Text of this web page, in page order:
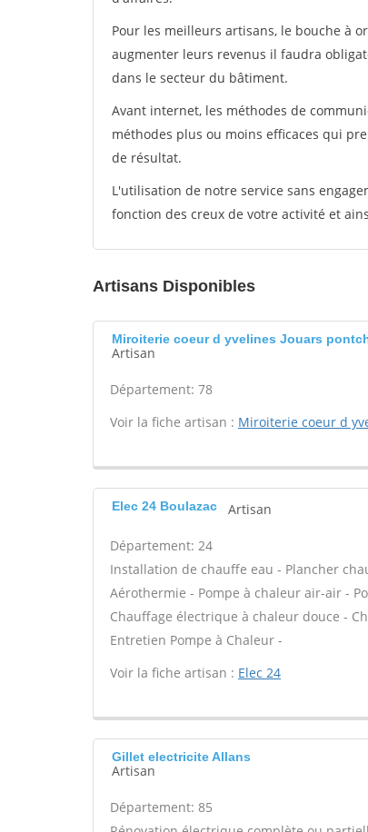
Pour les meilleurs artisans, le bouche à
augmenter leurs revenus il faudra
dans le secteur du bâtiment.
Avant internet, les méthodes de
méthodes plus ou moins efficaces qui
de résultat.
L'utilisation de notre service sans
fonction des creux de votre activité et
Artisans Disponibles
Miroiterie coeur d yvelines Jouars
Artisan
Département: 78
Voir la fiche artisan : Miroiterie coeur d
Elec 24 Boulazac Artisan
Département: 24
Installation de chauffe eau - Plancher
Aérothermie - Pompe à chaleur air-air -
Chauffage électrique à chaleur douce -
Entretien Pompe à Chaleur -
Voir la fiche artisan : Elec 24
Gillet electricite Allans
Artisan
Département: 85